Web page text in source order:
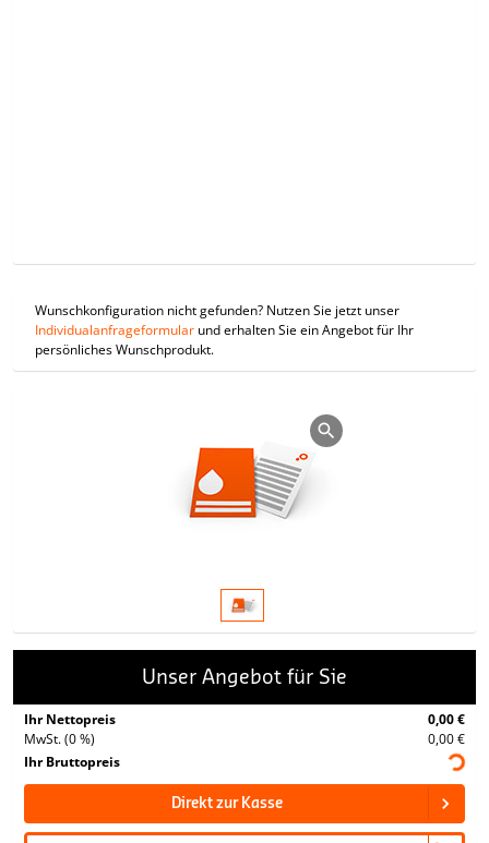
Wunschkonfiguration nicht gefunden? Nutzen Sie jetzt unser
Individualanfrageformular und erhalten Sie ein Angebot für Ihr
persönliches Wunschprodukt.
Unser Angebot für Sie
Ihr Nettopreis
0,00 €
MwSt. (0 %)
0,00 €
Ihr Bruttopreis
Direkt zur Kasse